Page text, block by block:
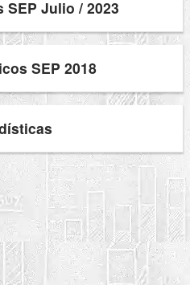
Julio / 2023
SEP 2018